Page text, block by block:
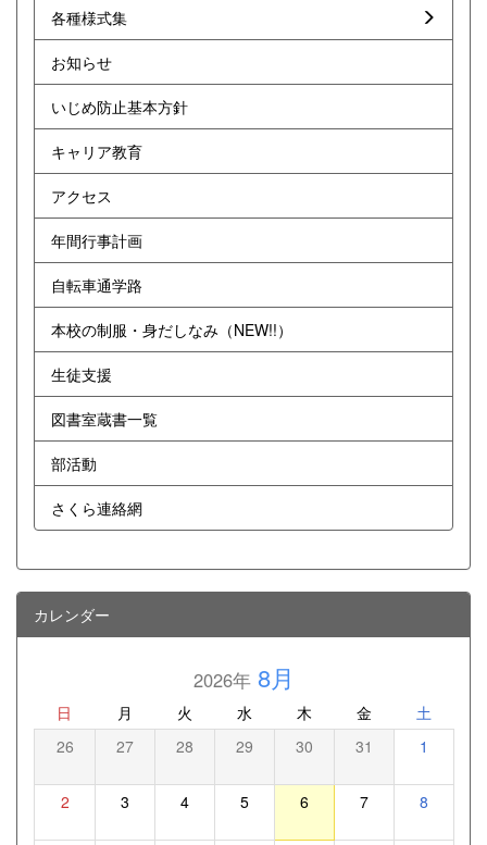
各種様式集
お知らせ
いじめ防止基本方針
キャリア教育
アクセス
年間行事計画
自転車通学路
本校の制服・身だしなみ（NEW!!）
生徒支援
図書室蔵書一覧
部活動
さくら連絡網
カレンダー
2026年8月
日 月 火 水 木 金 土
26 27 28 29 30 31 1
2 3 4 5 6 7 8